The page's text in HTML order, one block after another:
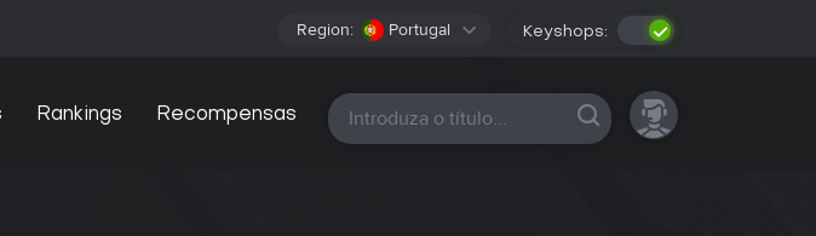
Region: Portugal Keyshops:
Rankings Recompensas Todas as plataformas